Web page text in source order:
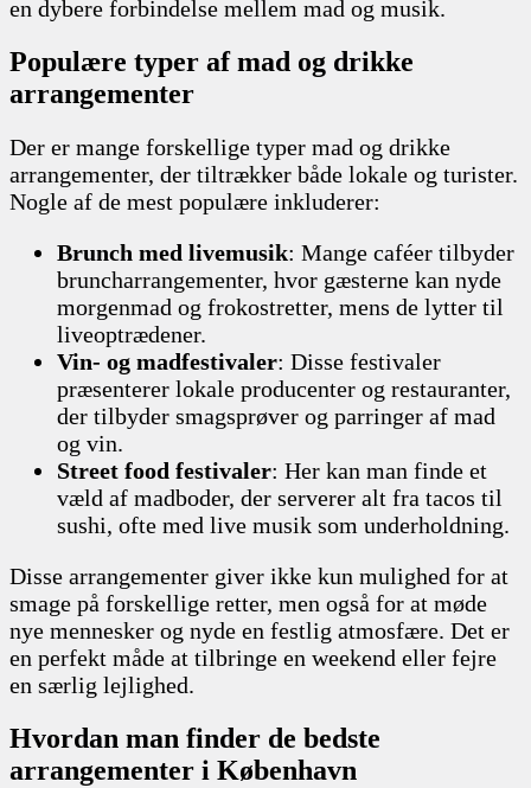
en dybere forbindelse mellem mad og musik.
Populære typer af mad og drikke
arrangementer
Der er mange forskellige typer mad og drikke
arrangementer, der tiltrækker både lokale og turister.
Nogle af de mest populære inkluderer:
Brunch med livemusik: Mange caféer tilbyder
bruncharrangementer, hvor gæsterne kan nyde
morgenmad og frokostretter, mens de lytter til
liveoptrædener.
Vin- og madfestivaler: Disse festivaler
præsenterer lokale producenter og restauranter,
der tilbyder smagsprøver og parringer af mad
og vin.
Street food festivaler: Her kan man finde et
væld af madboder, der serverer alt fra tacos til
sushi, ofte med live musik som underholdning.
Disse arrangementer giver ikke kun mulighed for at
smage på forskellige retter, men også for at møde
nye mennesker og nyde en festlig atmosfære. Det er
en perfekt måde at tilbringe en weekend eller fejre
en særlig lejlighed.
Hvordan man finder de bedste
arrangementer i København